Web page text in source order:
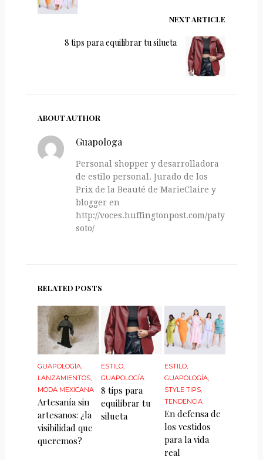
NEXT ARTICLE
8 tips para equilibrar tu silueta
ABOUT AUTHOR
Guapologa
Personal shopper y desarrolladora
de estilo personal. Jurado de los
Prix de la Beauté de MarieClaire y
blogger en
http://voces.huffingtonpost.com/paty-
soto/
RELATED POSTS
GUAPOLOGÍA,
LANZAMIENTOS,
MODA MEXICANA
Artesanía sin
artesanos: ¿la
visibilidad que
queremos?
ESTILO
GUAPOLOGÍA
8 tips para
equilibrar tu
silueta
ESTILO
GUAPOLOGÍA
STYLE TIPS
TENDENCIA
En defensa de
los vestidos
para la vida
real